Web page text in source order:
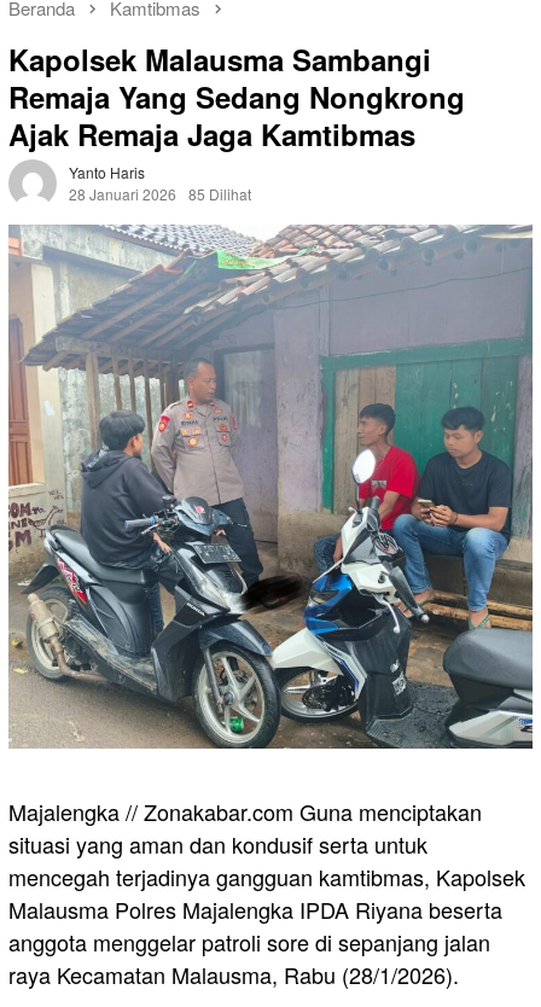
Beranda Kamtibmas
Kapolsek Malausma Sambangi
Remaja Yang Sedang Nongkrong
Ajak Remaja Jaga Kamtibmas
Yanto Haris
28 Januari 2026
85 Dilihat
Majalengka // Zonakabar.com Guna menciptakan
situasi yang aman dan kondusif serta untuk
mencegah terjadinya gangguan kamtibmas, Kapolsek
Malausma Polres Majalengka IPDA Riyana beserta
anggota menggelar patroli sore di sepanjang jalan
raya Kecamatan Malausma, Rabu (28/1/2026).